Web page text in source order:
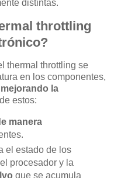
distintas.
throttling
thermal throttling se
en los componentes,
mejorando la
de estos:
manera
el estado de los
procesador y la
que se acumula